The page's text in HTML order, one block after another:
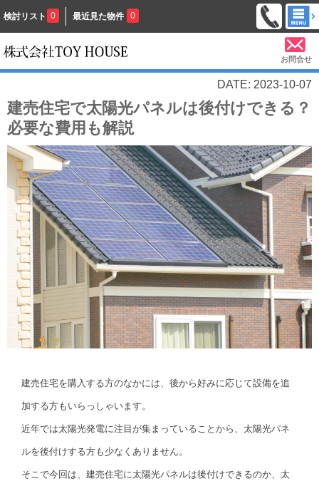
検討リスト 0 最近見た物件 0
お問合せ
DATE: 2023-10-07
建売住宅で太陽光パネルは後付けできる？
必要な費用も解説
建売住宅を購入する方のなかには、後から好みに応じて設備を追
加する方もいらっしゃいます。
近年では太陽光発電に注目が集まっていることから、太陽光パネ
ルを後付けする方も少なくありません。
そこで今回は、建売住宅に太陽光パネルは後付けできるのか、太